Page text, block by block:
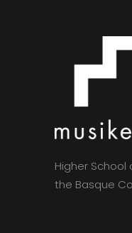
Higher School
the Basque